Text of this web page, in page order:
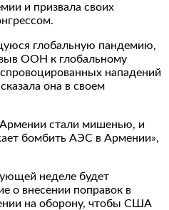
и призвала своих
глобальную пандемию,
ООН к глобальному
нападений
она в своем
стали мишенью, и
бомбить АЭС в Армении»,
неделе будет
о внесении поправок в
на оборону, чтобы США